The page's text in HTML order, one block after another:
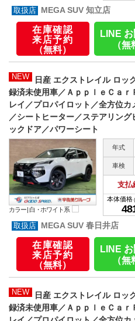
MEGA SUV 知立店
在庫確認
来店予約
（無料）
LINE
（無
NEW
日産 エクストレイル ロ
録済未使用車／ＡｐｐｌｅＣａ
レイ／プロパイロット／全方位
／シートヒーター／ステアリン
ックドア／パワーシート
カラー |白・ホワイト系
年式
車検
支払
本体価格
MEGA SUV 春日井店
在庫確認
来店予約
（無料）
LINE
（無
NEW
日産 エクストレイル ロ
録済未使用車／ＡｐｐｌｅＣａ